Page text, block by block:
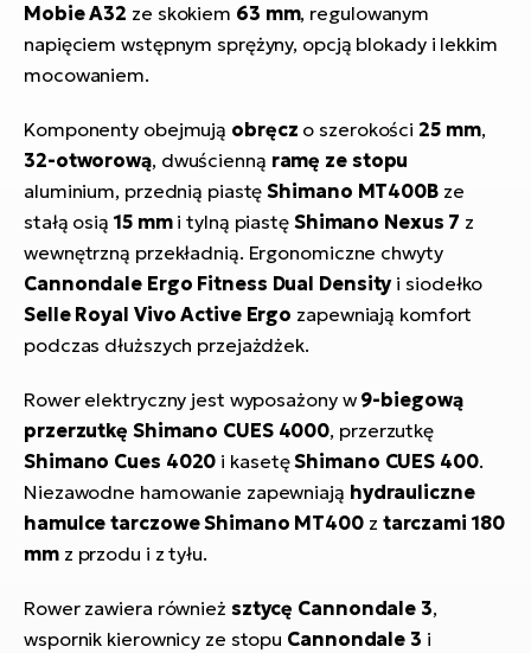
Mobie A32 ze skokiem 63 mm, regulowanym
napięciem wstępnym sprężyny, opcją blokady i lekkim
mocowaniem.
Komponenty obejmują obręcz o szerokości 25 mm,
32-otworową, dwuścienną ramę ze stopu
aluminium, przednią piastęShimano MT400Bze
stałą osią 15 mmi tylną piastę Shimano Nexus 7 z
wewnętrzną przekładnią. Ergonomiczne chwyty
Cannondale Ergo Fitness Dual Densityi siodełko
Selle Royal Vivo Active Ergo zapewniają komfort
podczas dłuższych przejażdżek.
Rower elektryczny jest wyposażony w 9-biegową
przerzutkę Shimano CUES 4000, przerzutkę
Shimano Cues 4020 i kasetęShimano CUES 400.
Niezawodne hamowanie zapewniają hydrauliczne
hamulce tarczowe Shimano MT400 z tarczami 180
mmz przodu i z tyłu.
Rower zawiera również sztycę Cannondale 3,
wspornik kierownicy ze stopu Cannondale 3 i